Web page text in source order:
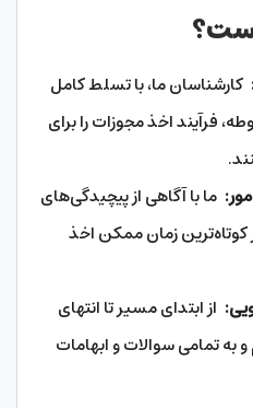
کارشناسان ما، با تسلط کامل
فرآیند اخذ مجوزات را برای
ما با آگاهی از پیچیدگی‌های
کوتاه‌ترین زمان ممکن اخذ
از ابتدای مسیر تا انتهای
به تمامی سوالات و ابهامات